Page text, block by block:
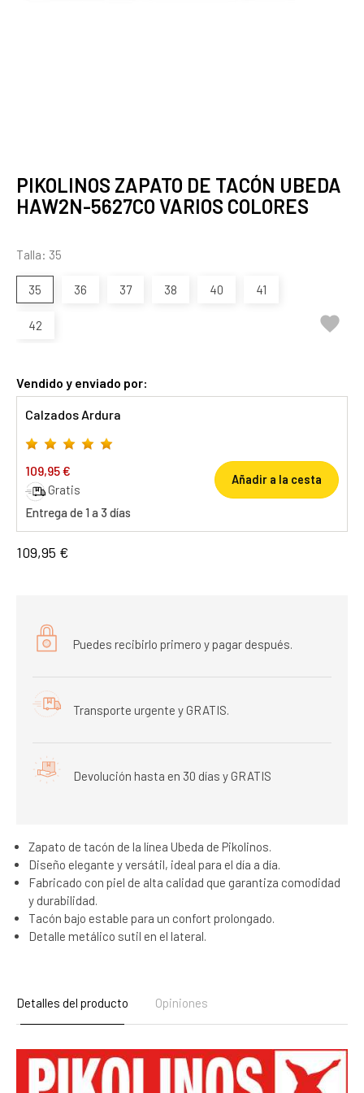
PIKOLINOS ZAPATO DE TACÓN UBEDA
HAW2N-5627CO VARIOS COLORES
Talla: 35
35 36 37 38 40 41
42 
Vendido y enviado por:
Calzados Ardura
109,95 €
Gratis
Entrega de 1 a 3 días
Añadir a la cesta
109,95 €
Puedes recibirlo primero y pagar después.
Transporte urgente y GRATIS.
Devolución hasta en 30 días y GRATIS
Zapato de tacón de la línea Ubeda de Pikolinos.
Diseño elegante y versátil, ideal para el día a día.
Fabricado con piel de alta calidad que garantiza comodidad
y durabilidad.
Tacón bajo estable para un confort prolongado.
Detalle metálico sutil en el lateral.
Detalles del producto Opiniones